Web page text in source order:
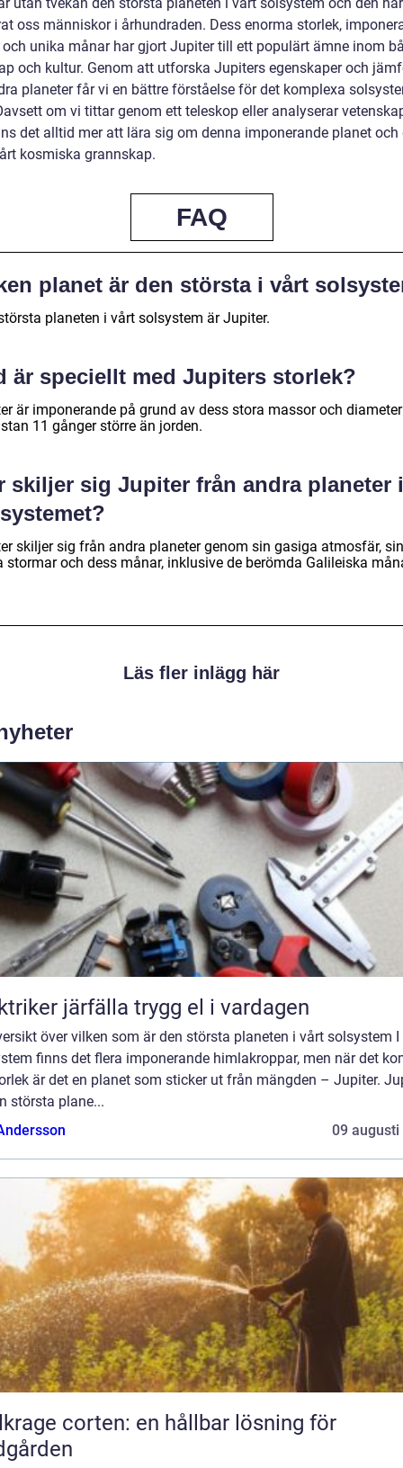
oss människor i århundraden. Dess enorma storlek,
unika månar har gjort Jupiter till ett populärt ämne inom
och kultur. Genom att utforska Jupiters egenskaper och
planeter får vi en bättre förståelse för det komplexa
om vi tittar genom ett teleskop eller analyserar
det alltid mer att lära sig om denna imponerande planet och
kosmiska grannskap.
FAQ
planet är den största i vårt
planeten i vårt solsystem är Jupiter.
är speciellt med Jupiters storlek?
är imponerande på grund av dess stora massor och
11 gånger större än jorden.
skiljer sig Jupiter från andra planeter i
skiljer sig från andra planeter genom sin gasiga atmosfär,
stormar och dess månar, inklusive de berömda Galileiska
Läs fler inlägg här
Elektriker järfälla trygg el i vardagen
över vilken som är den största planeten i vårt solsystem I
finns det flera imponerande himlakroppar, men när det
är det en planet som sticker ut från mängden – Jupiter.
största plane...
09 augusti
corten: en hållbar lösning för